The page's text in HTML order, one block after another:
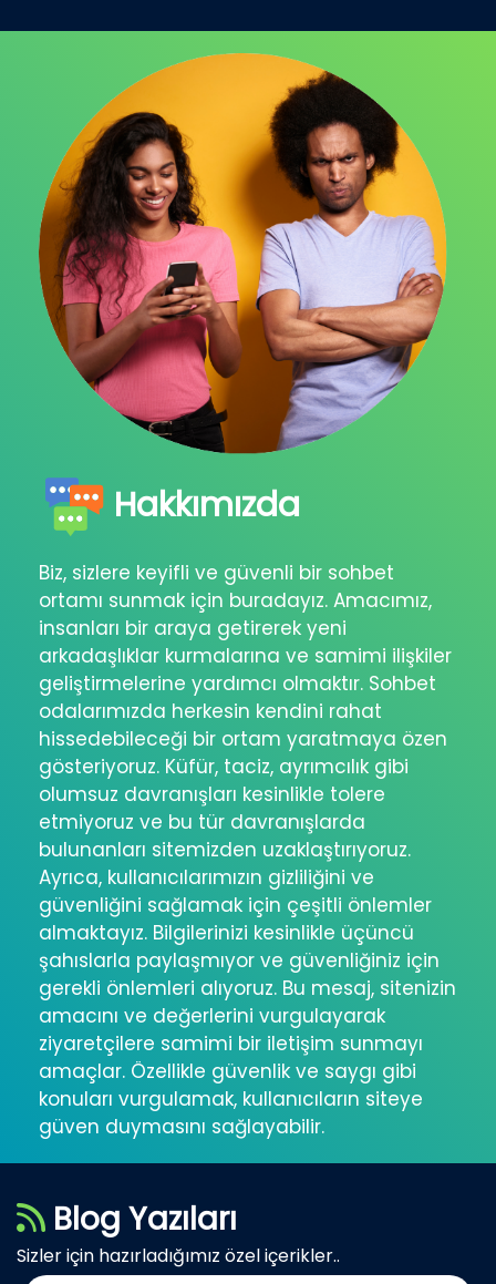
Hakkımızda
Biz, sizlere keyifli ve güvenli bir sohbet
ortamı sunmak için buradayız. Amacımız,
insanları bir araya getirerek yeni
arkadaşlıklar kurmalarına ve samimi ilişkiler
geliştirmelerine yardımcı olmaktır. Sohbet
odalarımızda herkesin kendini rahat
hissedebileceği bir ortam yaratmaya özen
gösteriyoruz. Küfür, taciz, ayrımcılık gibi
olumsuz davranışları kesinlikle tolere
etmiyoruz ve bu tür davranışlarda
bulunanları sitemizden uzaklaştırıyoruz.
Ayrıca, kullanıcılarımızın gizliliğini ve
güvenliğini sağlamak için çeşitli önlemler
almaktayız. Bilgilerinizi kesinlikle üçüncü
şahıslarla paylaşmıyor ve güvenliğiniz için
gerekli önlemleri alıyoruz. Bu mesaj, sitenizin
amacını ve değerlerini vurgulayarak
ziyaretçilere samimi bir iletişim sunmayı
amaçlar. Özellikle güvenlik ve saygı gibi
konuları vurgulamak, kullanıcıların siteye
güven duymasını sağlayabilir.
Blog Yazıları
Sizler için hazırladığımız özel içerikler..